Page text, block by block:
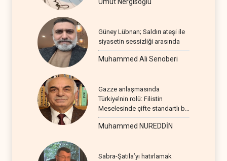
Güney Lübnan; Saldırı ateşi ile
siyasetin sessizliği arasında
Muhammed Ali Senoberi
Gazze anlaşmasında
Türkiye’nin rolü: Filistin
Meselesinde çifte standartlı bir
seyir
Muhammed NUREDDİN
Sabra-Şatila’yı hatırlamak